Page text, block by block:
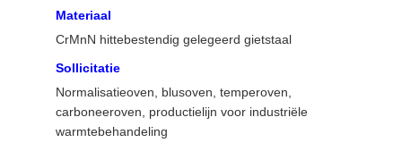
Materiaal
CrMnN hittebestendig gelegeerd gietstaal
Sollicitatie
Normalisatieoven, blusoven, temperoven,
carboneeroven, productielijn voor industriële
warmtebehandeling